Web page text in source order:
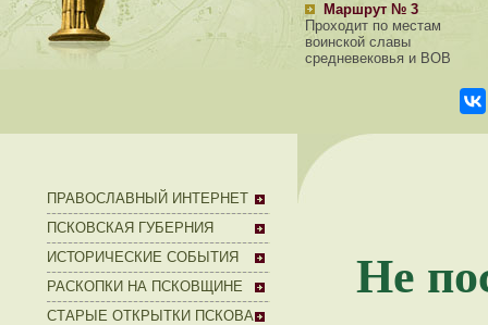
Маршрут № 3
Проходит по местам
воинской славы
средневековья и ВОВ
ПРАВОСЛАВНЫЙ ИНТЕРНЕТ
ПСКОВСКАЯ ГУБЕРНИЯ
ИСТОРИЧЕСКИЕ СОБЫТИЯ
РАСКОПКИ НА ПСКОВЩИНЕ
СТАРЫЕ ОТКРЫТКИ ПСКОВА
Не